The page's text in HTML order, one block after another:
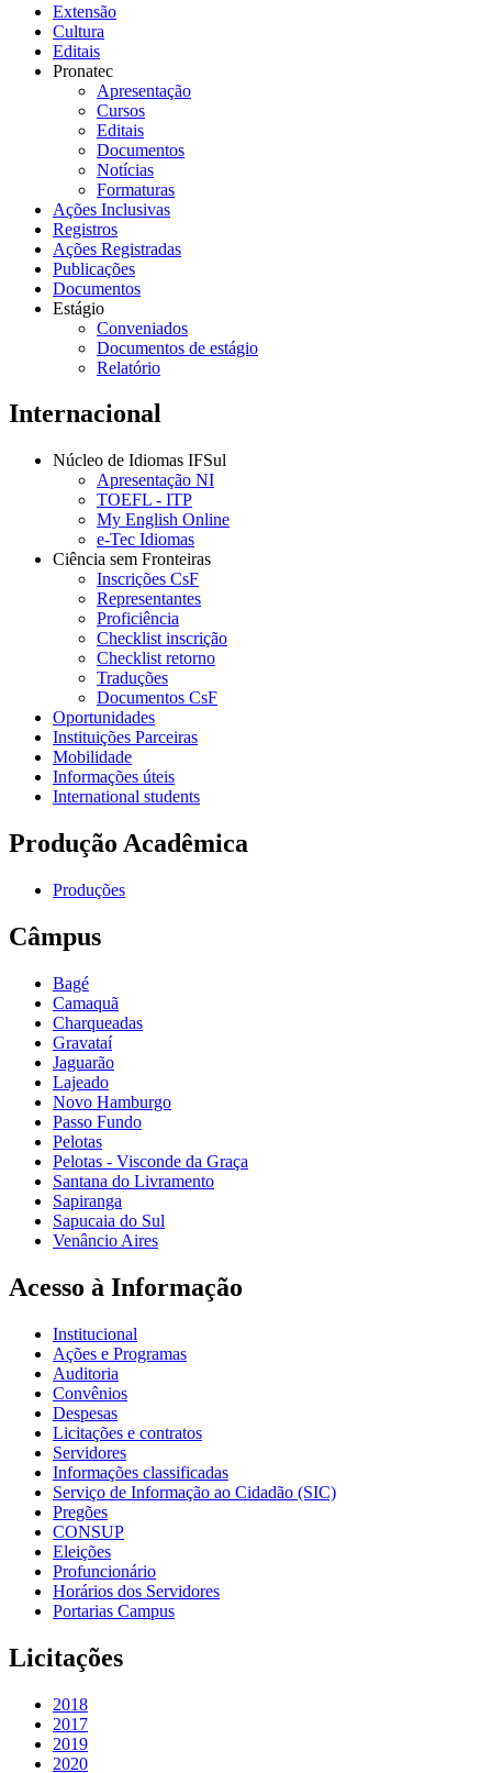
Extensão
Cultura
Editais
Pronatec
Apresentação
Cursos
Editais
Documentos
Notícias
Formaturas
Ações Inclusivas
Registros
Ações Registradas
Publicações
Documentos
Estágio
Conveniados
Documentos de estágio
Relatório
Internacional
Núcleo de Idiomas IFSul
Apresentação NI
TOEFL - ITP
My English Online
e-Tec Idiomas
Ciência sem Fronteiras
Inscrições CsF
Representantes
Proficiência
Checklist inscrição
Checklist retorno
Traduções
Documentos CsF
Oportunidades
Instituições Parceiras
Mobilidade
Informações úteis
International students
Produção Acadêmica
Produções
Câmpus
Bagé
Camaquã
Charqueadas
Gravataí
Jaguarão
Lajeado
Novo Hamburgo
Passo Fundo
Pelotas
Pelotas - Visconde da Graça
Santana do Livramento
Sapiranga
Sapucaia do Sul
Venâncio Aires
Acesso à Informação
Institucional
Ações e Programas
Auditoria
Convênios
Despesas
Licitações e contratos
Servidores
Informações classificadas
Serviço de Informação ao Cidadão (SIC)
Pregões
CONSUP
Eleições
Profuncionário
Horários dos Servidores
Portarias Campus
Licitações
2018
2017
2019
2020